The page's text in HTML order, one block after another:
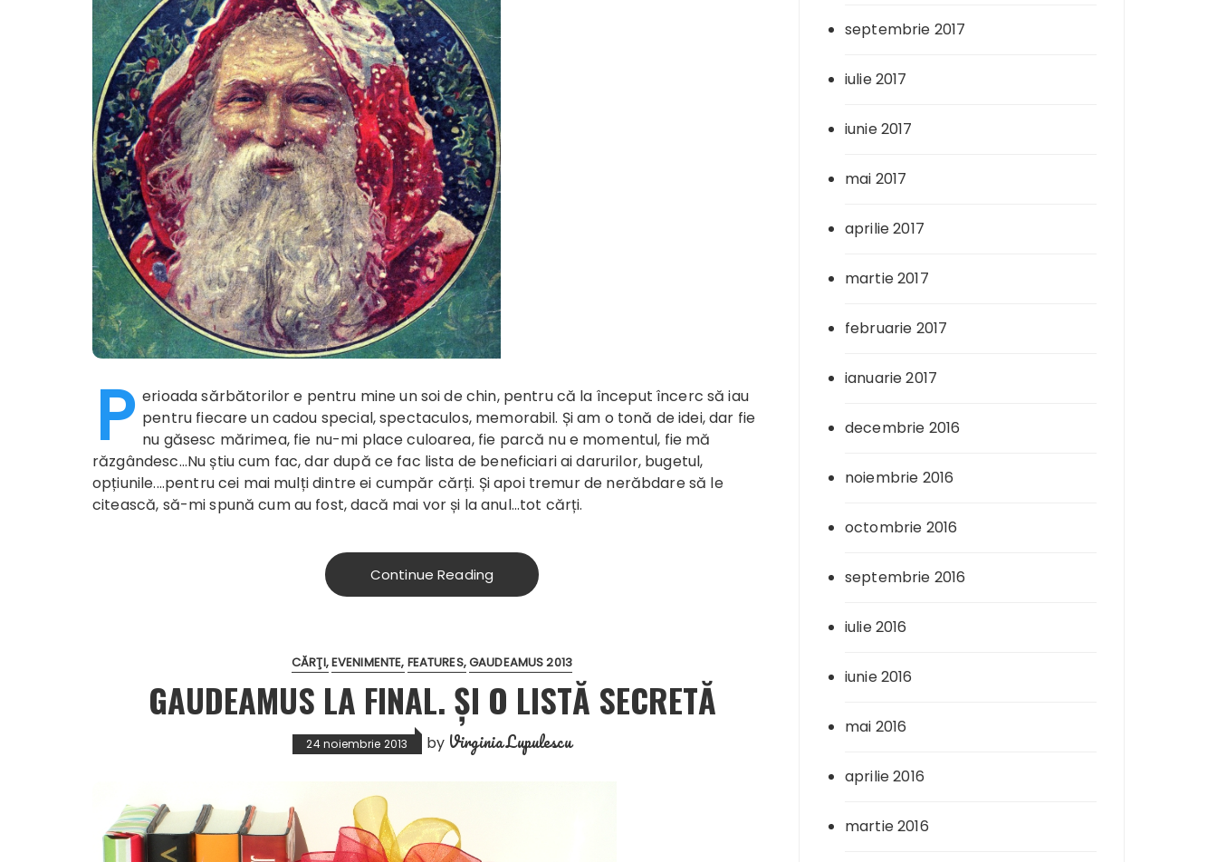
P erioada sărbătorilor e pentru mine un soi de chin, pentru că la început încerc să iau
pentru fiecare un cadou special, spectaculos, memorabil. Și am o tonă de idei, dar fie
nu găsesc mărimea, fie nu-mi place culoarea, fie parcă nu e momentul, fie mă
răzgândesc...Nu știu cum fac, dar după ce fac lista de beneficiari ai darurilor, bugetul,
opțiunile....pentru cei mai mulți dintre ei cumpăr cărți. Și apoi tremur de nerăbdare să le
citească, să-mi spună cum au fost, dacă mai vor și la anul...tot cărți.
Continue Reading
CĂRŢI EVENIMENTE FEATURES GAUDEAMUS 2013
GAUDEAMUS LA FINAL. ȘI O LISTĂ SECRETĂ
24 noiembrie 2013 by Virginia Lupulescu
septembrie 2017
iulie 2017
iunie 2017
mai 2017
aprilie 2017
martie 2017
februarie 2017
ianuarie 2017
decembrie 2016
noiembrie 2016
octombrie 2016
septembrie 2016
iulie 2016
iunie 2016
mai 2016
aprilie 2016
martie 2016